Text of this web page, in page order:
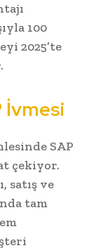
100
2025’te
İvmesi
SAP
çekiyor.
satış ve
tam